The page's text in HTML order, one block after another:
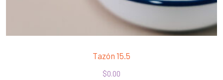
Tazón 15.5
$0.00